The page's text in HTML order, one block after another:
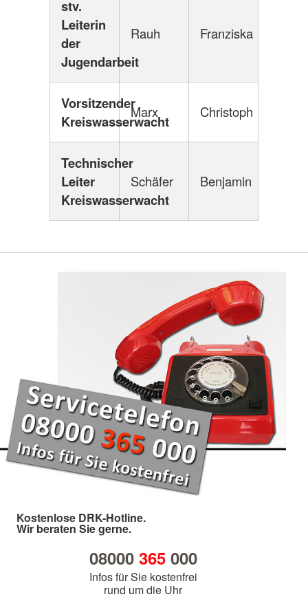
stv.
Leiterin
der
Jugendarbeit
Rauh Franziska
Vorsitzender
Kreiswasserwacht
Marx Christoph
Technischer
Leiter
Kreiswasserwacht
Schäfer Benjamin
Kostenlose DRK-Hotline.
Wir beraten Sie gerne.
08000 365000
Infos für Sie kostenfrei
rund um die Uhr